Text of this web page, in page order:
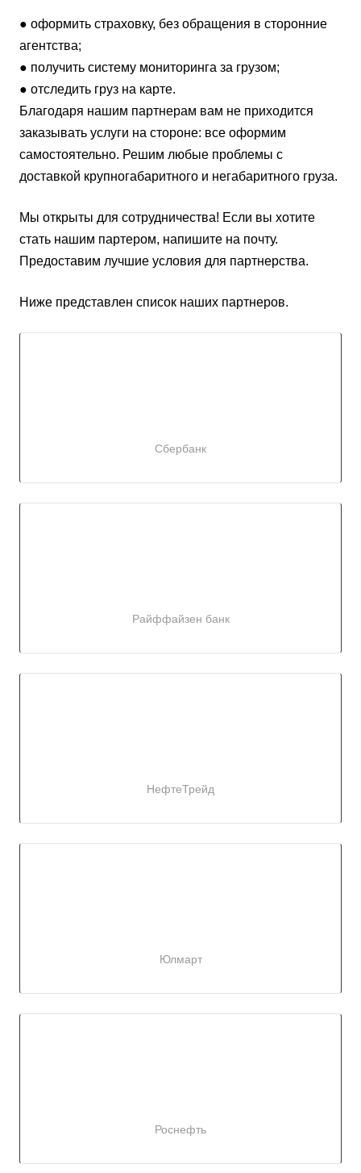
● оформить страховку, без обращения в сторонние
агентства;
● получить систему мониторинга за грузом;
● отследить груз на карте.
Благодаря нашим партнерам вам не приходится
заказывать услуги на стороне: все оформим
самостоятельно. Решим любые проблемы с
доставкой крупногабаритного и негабаритного груза.
Мы открыты для сотрудничества! Если вы хотите
стать нашим партером, напишите на почту.
Предоставим лучшие условия для партнерства.
Ниже представлен список наших партнеров.
Сбербанк
Райффайзен банк
НефтеТрейд
Юлмарт
Роснефть